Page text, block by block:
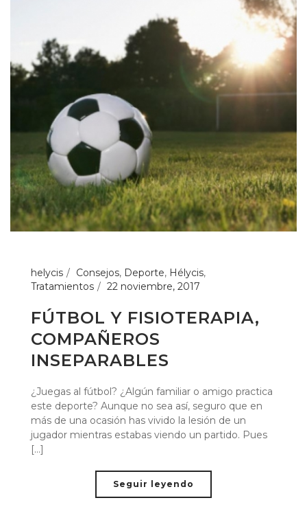
helycis Consejos, Deporte, Hélycis,
Tratamientos
22 noviembre, 2017
FÚTBOL Y FISIOTERAPIA,
COMPAÑEROS
INSEPARABLES
¿Juegas al fútbol? ¿Algún familiar o amigo practica
este deporte? Aunque no sea así, seguro que en
más de una ocasión has vivido la lesión de un
jugador mientras estabas viendo un partido. Pues
[...]
Seguir leyendo